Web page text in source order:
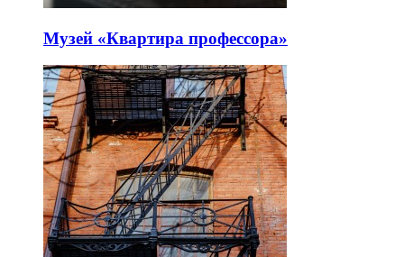
Музей «Квартира профессора»